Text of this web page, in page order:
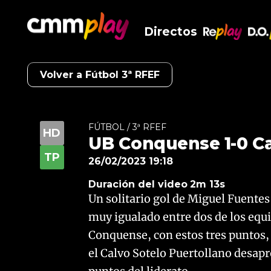
Directos
Volver a Fútbol 3ª RFEF
FÚTBOL / 3ª RFEF
UB Conquense 1-0
26/02/2023 19:18
Duración del video 2m 13s
Un solitario gol de Miguel
muy igualado entre dos de los
Conquense, con estos tres
el Calvo Sotelo Puertollano